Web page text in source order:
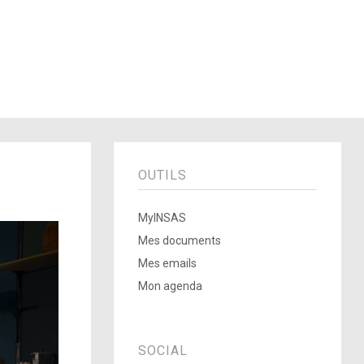
OUTILS
MyINSAS
Mes documents
Mes emails
Mon agenda
SOCIAL